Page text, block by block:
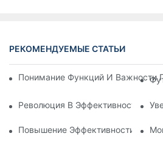
РЕКОМЕНДУЕМЫЕ СТАТЬИ
Понимание Функций И Важности
Революция В Эффективности:
Повышение Эффективности: